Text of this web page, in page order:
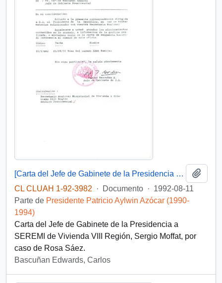
[Carta del Jefe de Gabinete de la Presidencia a SEREMI de Vivienda VIII Región]
CL CLUAH 1-92-3982
· Documento · 1992-08-11
Parte de Presidente Patricio Aylwin Azócar (1990-
1994)
Carta del Jefe de Gabinete de la Presidencia a
SEREMI de Vivienda VIII Región, Sergio Moffat, por
caso de Rosa Sáez.
Bascuñan Edwards, Carlos